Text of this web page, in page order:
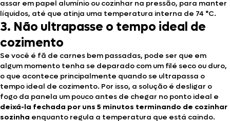
assar em papel alumínio ou cozinhar na pressão, para manter
líquidos, até que atinja uma temperatura interna de 74 °C.
3. Não ultrapasse o tempo ideal de
cozimento
Se você é fã de carnes bem passadas, pode ser que em
algum momento tenha se deparado com um filé seco ou duro,
o que acontece principalmente quando se ultrapassa o
tempo ideal de cozimento. Por isso, a solução é desligar o
fogo da panela um pouco antes de chegar no ponto ideal e
deixá-la fechada por uns 5 minutos terminando de cozinhar
sozinha enquanto regula a temperatura que está caindo.